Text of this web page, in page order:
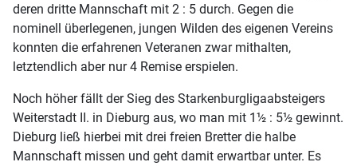
deren dritte Mannschaft mit 2 : 5 durch. Gegen die
nominell überlegenen, jungen Wilden des eigenen Vereins
konnten die erfahrenen Veteranen zwar mithalten,
letztendlich aber nur 4 Remise erspielen.
Noch höher fällt der Sieg des Starkenburgligaabsteigers
Weiterstadt II. in Dieburg aus, wo man mit 1½ : 5½ gewinnt.
Dieburg ließ hierbei mit drei freien Bretter die halbe
Mannschaft missen und geht damit erwartbar unter. Es